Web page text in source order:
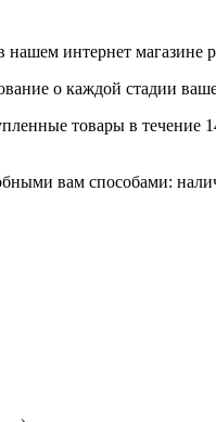
интернет магазине
о каждой стадии
товары в течение
вам способами: